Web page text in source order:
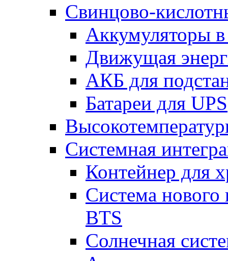
Свинцово-
Аккумуляторы
Движущая
АКБ для
Батареи для UPS
Системная
Контейнер для
Система нового
BTS
Солнечная